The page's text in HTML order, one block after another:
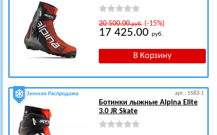
20 500.00руб.(-15%)
17 425.00 руб.
Зимняя Распродажа арт.: 5583-1
Ботинки лыжные Alpina Elite
3.0 JR Skate